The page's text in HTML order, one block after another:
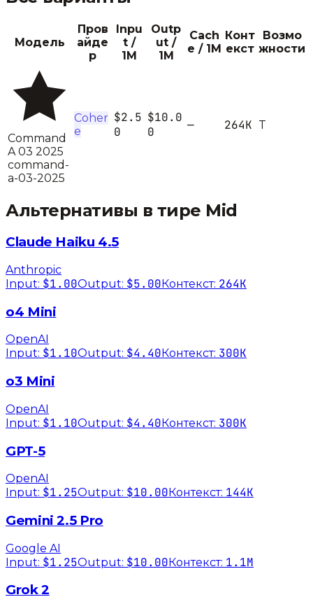
Модель
Пров
айде
р
Inpu
t /
1M
Outp
ut /
1M
Cach
e / 1M
Конт
екст
Возмо
жности
Command
A 03 2025
command-
a-03-2025
Coher
e
$2.5
0
$10.0
0
— 264K T
Альтернативы в тире Mid
Claude Haiku 4.5
Anthropic
Input: $1.00Output: $5.00Контекст: 264K
o4 Mini
OpenAI
Input: $1.10Output: $4.40 Контекст: 300K
o3 Mini
OpenAI
Input: $1.10Output: $4.40Контекст: 300K
GPT-5
OpenAI
Input: $1.25Output: $10.00 Контекст: 144K
Gemini 2.5 Pro
Google AI
Input: $1.25Output: $10.00Контекст: 1.1M
Grok 2